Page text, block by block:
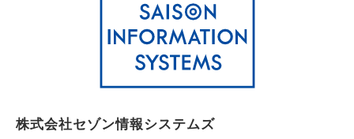
株式会社セゾン情報システムズ